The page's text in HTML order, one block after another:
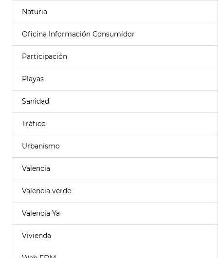
Naturia
Oficina Información Consumidor
Participación
Playas
Sanidad
Tráfico
Urbanismo
Valencia
Valencia verde
Valencia Ya
Vivienda